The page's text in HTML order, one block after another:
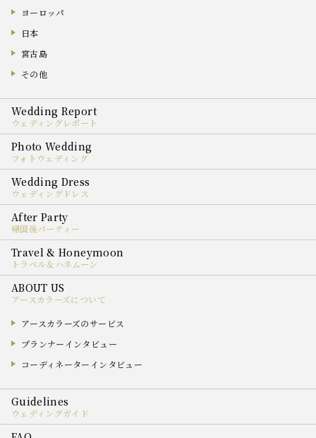
ヨーロッパ
日本
宮古島
その他
ウェディングレポート
フォトウェディング
ウェディングドレス
帰国後パーティー
トラベル＆ハネムーン
アースカラーズについて
アースカラーズのサービス
プランナーインタビュー
コーディネーターインタビュー
ウェディングガイド